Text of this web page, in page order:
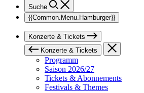
Suche
{{Common.Menu.Hamburger}}
Konzerte & Tickets
Konzerte & Tickets
Programm
Saison 2026/27
Tickets & Abonnements
Festivals & Themes